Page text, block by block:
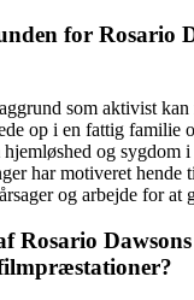
for Rosario
som aktivist kan
op i en fattig familie
og sygdom
har motiveret hende
og arbejde for at
Rosario Dawsons